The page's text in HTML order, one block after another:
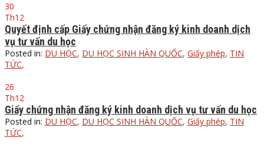
30
Th12
Quyết định cấp Giấy chứng nhận đăng ký kinh doanh dịch
vụ tư vấn du học
Posted in: DU HỌC, DU HỌC SINH HÀN QUỐC, Giấy phép, TIN
TỨC,
26
Th12
Giấy chứng nhận đăng ký kinh doanh dịch vụ tư vấn du học
Posted in: DU HỌC, DU HỌC SINH HÀN QUỐC, Giấy phép, TIN
TỨC,